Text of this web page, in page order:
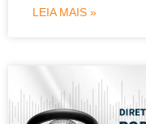
LEIA MAIS »